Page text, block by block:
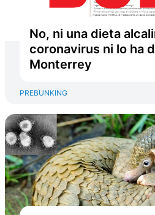
No, ni una dieta
coronavirus ni lo ha
Monterrey
PREBUNKING